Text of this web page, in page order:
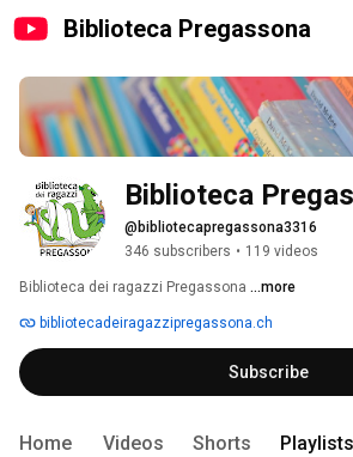
Biblioteca Pregassona
Biblioteca
@bibliotecapregassona3316
346 subscribers • 119 videos
Biblioteca dei ragazzi Pregassona ...more
bibliotecadeiragazzipregassona.ch
Subscribe
Home Videos Shorts Playlists